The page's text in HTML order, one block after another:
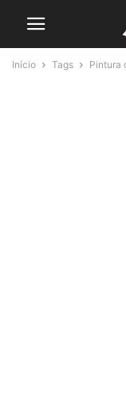
Início Tags Pintura